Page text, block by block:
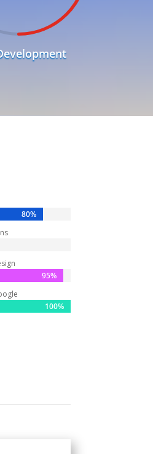
80%
80%
95%
95%
100%
100%